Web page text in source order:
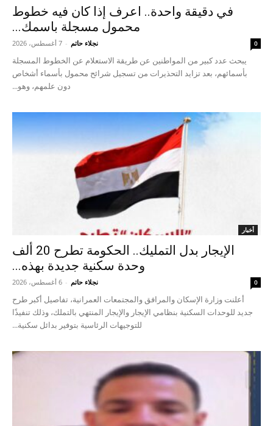
في دقيقة واحدة.. اعرف إذا كان فيه خطوط
محمول مسجلة باسمك...
نجلاء حاتم - 7 أغسطس، 2026 0
يبحث عدد كبير من المواطنين عن طريقة الاستعلام عن الخطوط المسجلة
بأسمائهم، بعد تزايد التحذيرات من تسجيل شرائح محمول بأسماء أشخاص
دون علمهم، وهو...
أخبار
الإيجار بدل التمليك.. الحكومة تطرح 20 ألف
وحدة سكنية جديدة بهذه...
نجلاء حاتم - 6 أغسطس، 2026 0
أعلنت وزارة الإسكان والمرافق والمجتمعات العمرانية، تفاصيل أكبر طرح
جديد للوحدات السكنية بنظامي الإيجار والإيجار المنتهي بالتملك، وذلك تنفيذًا
للتوجيهات الرئاسية بتوفير بدائل سكنية...